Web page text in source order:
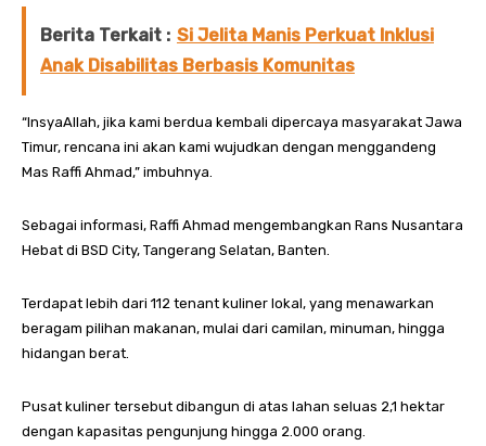
Berita Terkait : Si Jelita Manis Perkuat Inklusi
Anak Disabilitas Berbasis Komunitas
“InsyaAllah, jika kami berdua kembali dipercaya masyarakat Jawa
Timur, rencana ini akan kami wujudkan dengan menggandeng
Mas Raffi Ahmad,” imbuhnya.
Sebagai informasi, Raffi Ahmad mengembangkan Rans Nusantara
Hebat di BSD City, Tangerang Selatan, Banten.
Terdapat lebih dari 112 tenant kuliner lokal, yang menawarkan
beragam pilihan makanan, mulai dari camilan, minuman, hingga
hidangan berat.
Pusat kuliner tersebut dibangun di atas lahan seluas 2,1 hektar
dengan kapasitas pengunjung hingga 2.000 orang.